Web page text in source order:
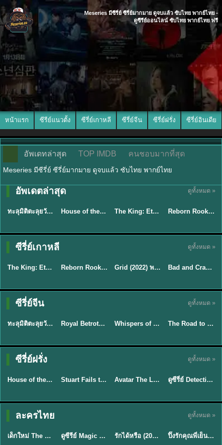
Meseries มีซีรี่ย์ ซีรี่ย์มากมาย ดูจบแล้ว ซับไทย พากย์ไทย -
ดูซีรีย์ออนไลน์ ซับไทย พากย์ไทย ฟรี
หน้าแรก ซีรีย์แนวตั้ง ซีรี่ย์เกาหลี ซีรี่ย์จีน ซีรี่ย์ฝรั่ง ซีรี่ย์อินเดีย
อัพเดทล่าสุด TOP IMDB คนชอบมากที่สุด
Meseries มีซีรี่ย์ ซีรี่ย์มากมาย ดูจบแล้ว ซับไทย พากย์ไทย
อัพเดตล่าสุด ดูทั้งหมด »
★9
พากย์ไทย
ทะลุมิติตะลุยวังหลวง (2026) How Dare You!? พากย์ไทย EP.1-32 ★8.4 House of the Dragon ตระกูลแห่งมังกร (2026) พากย์ไทย (ซีซั่น 1-3) ★8.2 The King: Eternal Monarch จอมราชันบัลลังก์อมตะ (2020) พากย์ไทย EP.1-16 ★8.1
พากย์ไทย
Reborn Rookie มือใหม่หัดแค้น (2026) พากย์ไทย ซับไทย EP.1-12
ซีรี่ย์เกาหลี ดูทั้งหมด »
★8.2
พากย์ไทย
The King: Eternal Monarch จอมราชันบัลลังก์อมตะ (2020) พากย์ไทย EP.1-16 ★8.1 Reborn Rookie มือใหม่หัดแค้น (2026) พากย์ไทย ซับไทย EP.1-12 ★7 Grid (2022) พากย์ไทย ซับไทย EP.1-10 ★7.9
พากย์ไทย
Bad and Crazy เลว ชั่ว บ้าระห่ำ (2021) พากย์ไทย ซับไทย EP.1-12
ซีรี่ย์จีน ดูทั้งหมด »
★9
พากย์ไทย
ทะลุมิติตะลุยวังหลวง (2026) How Dare You!? พากย์ไทย EP.1-32 ★9 Royal Betrothal (2026) สัญญาวิวาห์แห่งราชวงศ์ พากย์ไทย ซับไทย EP1-32 ★8.5 Whispers of Southern Song ศึกชิงหยกพิศวง (2026) ซับไทย EP.1-24 (จบ)
ซับไทย
The Road to Splendor พราวพร่างบุปผาตระการ (2026) พากย์ไทย ซับไทย EP.1-36
ซีรี่ย์ฝรั่ง ดูทั้งหมด »
★8.4
พากย์ไทย
House of the Dragon ตระกูลแห่งมังกร (2026) พากย์ไทย (ซีซั่น 1-3) ★9.3 Stuart Fails to Save the Universe สจ๊วตล่มแผนกู้จักรวาล (2026) พากย์ไทย ซับไทย EP.1-10 ★7.8 EP.7Avatar The Last Airbender 2 เณรน้อยเจ้าอภินิหาร พากย์ไทย EP.9
พากย์ไทย
ดูซีรี่ย์ Detective Hole (2026) พากย์ไทย HD ฟรี อัปเดตล่าสุด Netflix
ละครไทย ดูทั้งหมด »
★ 8 EP.6
พากย์ไทย
เด็กใหม่ The Reset 2026 EP1-6 พากย์ไทย ดูซีรี่ย์ Netflix ล่าสุด HD ดูซีรีย์ Magic Move (2026) ทำนายทายรัก Thai EP.1-10 HD รักได้หรือ (2026) YOUNG Let's Begin Again พากย์ไทย EP.1-19 ★8
พากย์ไทย
ปิ๊งรักคุณพี่เย็นชา (2026) Frozen Valentine EP.1-10 (จบ)